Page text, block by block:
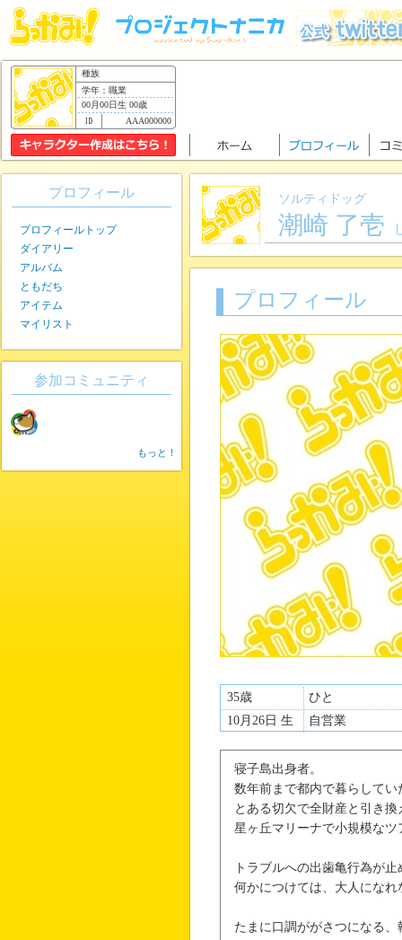
種族
学年：職業
00月00日生 00歳
AAA000000
ソルティドッグ
潮崎 了壱
プロフィール
35歳
ひと
10月26日 生
自営業
寝子島出身者。
数年前まで都内で暮らしてい
とある切欠で全財産と引き
星ヶ丘マリーナで小規模な
トラブルへの出歯亀行為が
何かにつけては、大人にな
たまに口調ががさつになる
プロフィール
プロフィールトップ
ダイアリー
アルバム
ともだち
アイテム
マイリスト
参加コミュニティ
もっと！